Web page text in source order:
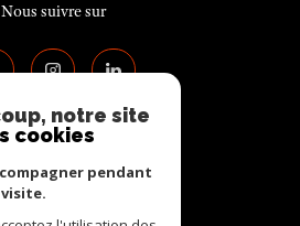
Nous suivre sur
notre site
cookies
pendant